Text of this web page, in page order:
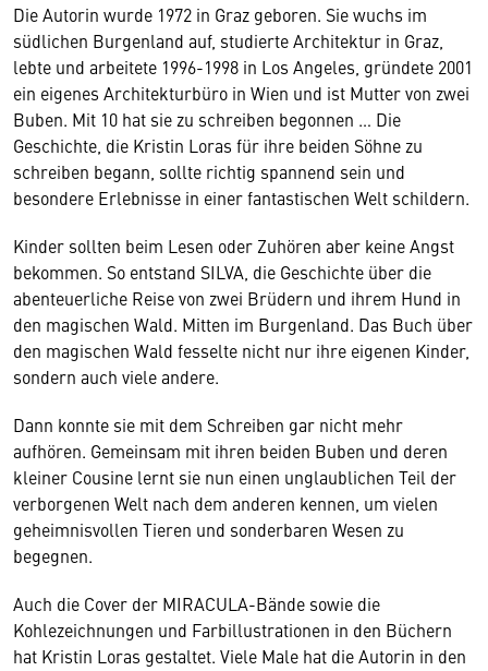
Die Autorin wurde 1972 in Graz geboren. Sie wuchs im
südlichen Burgenland auf, studierte Architektur in Graz,
lebte und arbeitete 1996-1998 in Los Angeles, gründete 2001
ein eigenes Architekturbüro in Wien und ist Mutter von zwei
Buben. Mit 10 hat sie zu schreiben begonnen … Die
Geschichte, die Kristin Loras für ihre beiden Söhne zu
schreiben begann, sollte richtig spannend sein und
besondere Erlebnisse in einer fantastischen Welt schildern.
Kinder sollten beim Lesen oder Zuhören aber keine Angst
bekommen. So entstand SILVA, die Geschichte über die
abenteuerliche Reise von zwei Brüdern und ihrem Hund in
den magischen Wald. Mitten im Burgenland. Das Buch über
den magischen Wald fesselte nicht nur ihre eigenen Kinder,
sondern auch viele andere.
Dann konnte sie mit dem Schreiben gar nicht mehr
aufhören. Gemeinsam mit ihren beiden Buben und deren
kleiner Cousine lernt sie nun einen unglaublichen Teil der
verborgenen Welt nach dem anderen kennen, um vielen
geheimnisvollen Tieren und sonderbaren Wesen zu
begegnen.
Auch die Cover der MIRACULA-Bände sowie die
Kohlezeichnungen und Farbillustrationen in den Büchern
hat Kristin Loras gestaltet. Viele Male hat die Autorin in den